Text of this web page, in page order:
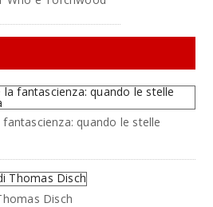
quando le stelle
Disch